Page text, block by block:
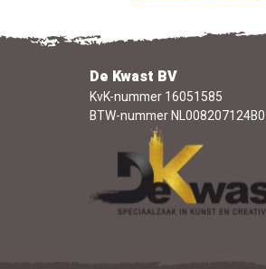
De Kwast BV
KvK-nummer 16051585
BTW-nummer